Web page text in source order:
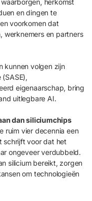
herkomst
en dingen te
voorkomen dat
werknemers en partners
kunnen volgen zijn
eigenaarschap, bring
uitlegbare AI.
dan siliciumchips
ruim vier decennia een
schrijft voor dat het
ongeveer verdubbeld.
silicium bereikt, zorgen
om technologieën